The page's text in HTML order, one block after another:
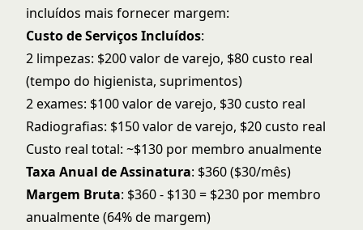
incluídos mais fornecer margem:
Custo de Serviços Incluídos:
2 limpezas: $200 valor de varejo, $80 custo real
(tempo do higienista, suprimentos)
2 exames: $100 valor de varejo, $30 custo real
Radiografias: $150 valor de varejo, $20 custo real
Custo real total: ~$130 por membro anualmente
Taxa Anual de Assinatura: $360 ($30/mês)
Margem Bruta: $360 - $130 = $230 por membro
anualmente (64% de margem)